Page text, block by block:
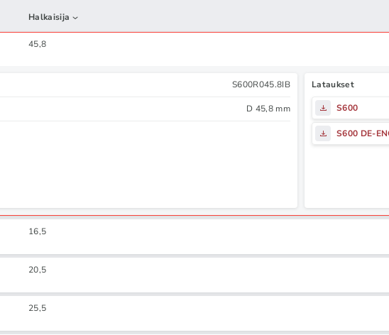
Halkaisija
45,8
S600R045.8IB
D 45,8 mm
Lataukset
S600
S600 DE-
16,5
20,5
25,5